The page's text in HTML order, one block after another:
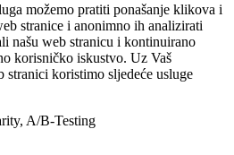
možemo pratiti ponašanje klikova i
stranice i anonimno ih analizirati
našu web stranicu i kontinuirano
korisničko iskustvo. Uz Vaš
stranici koristimo sljedeće usluge
A/B-Testing